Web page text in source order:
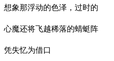
想象那浮动的色泽，过时的
心魔还将飞越稀落的蜻蜓阵
凭失忆为借口